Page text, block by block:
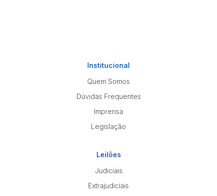
Institucional
Quem Somos
Dúvidas Frequentes
Imprensa
Legislação
Leilões
Judiciais
Extrajudiciais